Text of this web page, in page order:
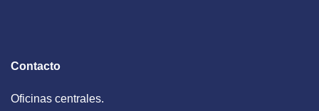
Contacto
Oficinas centrales.